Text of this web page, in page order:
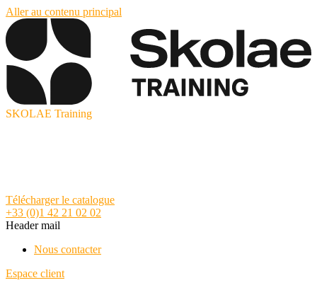
Aller au contenu principal
SKOLAE Training
Télécharger le catalogue
+33 (0)1 42 21 02 02
Header mail
Nous contacter
Espace client